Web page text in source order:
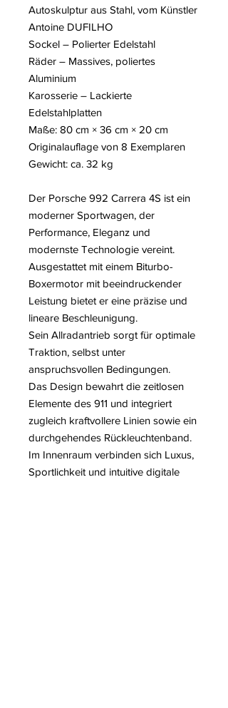
Autoskulptur aus Stahl, vom Künstler
Antoine DUFILHO
Sockel – Polierter Edelstahl
Räder – Massives, poliertes
Aluminium
Karosserie – Lackierte
Edelstahlplatten
Maße: 80 cm × 36 cm × 20 cm
Originalauflage von 8 Exemplaren
Gewicht: ca. 32 kg
Der Porsche 992 Carrera 4S ist ein
moderner Sportwagen, der
Performance, Eleganz und
modernste Technologie vereint.
Ausgestattet mit einem Biturbo-
Boxermotor mit beeindruckender
Leistung bietet er eine präzise und
lineare Beschleunigung.
Sein Allradantrieb sorgt für optimale
Traktion, selbst unter
anspruchsvollen Bedingungen.
Das Design bewahrt die zeitlosen
Elemente des 911 und integriert
zugleich kraftvollere Linien sowie ein
durchgehendes Rückleuchtenband.
Im Innenraum verbinden sich Luxus,
Sportlichkeit und intuitive digitale